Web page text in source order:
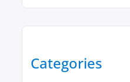
Categories